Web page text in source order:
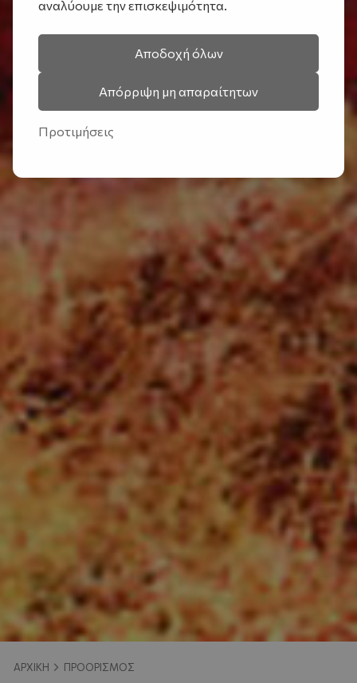
αναλύουμε την επισκεψιμότητα.
Αποδοχή όλων
Απόρριψη μη απαραίτητων
Προτιμήσεις
ΑΡΧΙΚΉ ΠΡΟΟΡΙΣΜΌΣ